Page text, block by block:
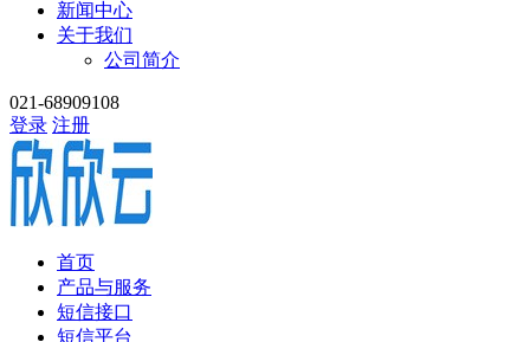
新闻中心
关于我们
公司简介
021-68909108
登录 注册
首页
产品与服务
短信接口
短信平台